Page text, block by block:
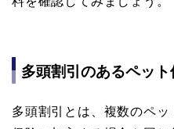
多頭割引のあるペッ
多頭割引とは、複数のペッ